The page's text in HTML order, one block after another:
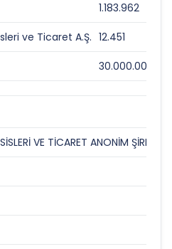
1.183.962
ve Ticaret A.Ş. 12.451
30.000.000
VE TİCARET ANONİM ŞİRKETİ